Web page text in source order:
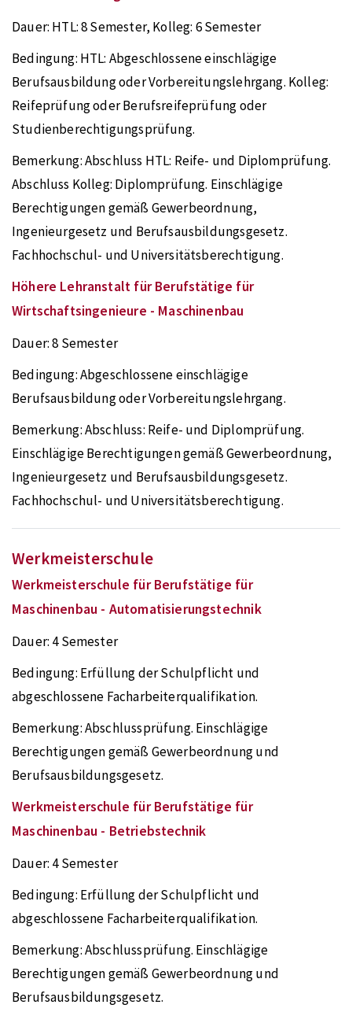
Dauer: HTL: 8 Semester, Kolleg: 6 Semester
Bedingung: HTL: Abgeschlossene einschlägige
Berufsausbildung oder Vorbereitungslehrgang. Kolleg:
Reifeprüfung oder Berufsreifeprüfung oder
Studienberechtigungsprüfung.
Bemerkung:Abschluss HTL: Reife- und Diplomprüfung.
Abschluss Kolleg: Diplomprüfung. Einschlägige
Berechtigungen gemäß Gewerbeordnung,
Ingenieurgesetz und Berufsausbildungsgesetz.
Fachhochschul- und Universitätsberechtigung.
Höhere Lehranstalt für Berufstätige für
Wirtschaftsingenieure - Maschinenbau
Dauer:8 Semester
Bedingung:Abgeschlossene einschlägige
Berufsausbildung oder Vorbereitungslehrgang.
Bemerkung:Abschluss: Reife- und Diplomprüfung.
Einschlägige Berechtigungen gemäß Gewerbeordnung,
Ingenieurgesetz und Berufsausbildungsgesetz.
Fachhochschul- und Universitätsberechtigung.
Werkmeisterschule
Werkmeisterschule für Berufstätige für
Maschinenbau - Automatisierungstechnik
Dauer: 4 Semester
Bedingung: Erfüllung der Schulpflicht und
abgeschlossene Facharbeiterqualifikation.
Bemerkung:Abschlussprüfung. Einschlägige
Berechtigungen gemäß Gewerbeordnung und
Berufsausbildungsgesetz.
Werkmeisterschule für Berufstätige für
Maschinenbau - Betriebstechnik
Dauer: 4 Semester
Bedingung: Erfüllung der Schulpflicht und
abgeschlossene Facharbeiterqualifikation.
Bemerkung:Abschlussprüfung. Einschlägige
Berechtigungen gemäß Gewerbeordnung und
Berufsausbildungsgesetz.